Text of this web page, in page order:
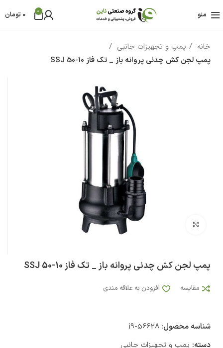
منو 0
0 تومان
خانه
پمپ و تجهیزات جانبی
پمپ لجن کش چدنی پروانه باز _ تک فاز SSJ 50-10
پمپ لجن کش چدنی پروانه باز _ تک فاز SSJ 50-10
مقایسه افزودن به علاقه مندی
شناسه محصول: i9-56628
دسته: پمپ و تجهیزات جانبی